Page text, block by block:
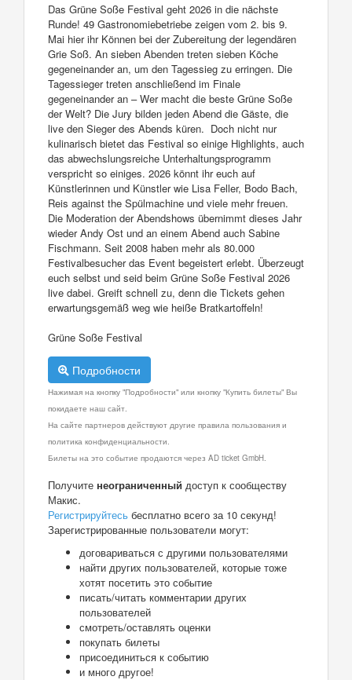
Das Grüne Soße Festival geht 2026 in die nächste
Runde! 49 Gastronomiebetriebe zeigen vom 2. bis 9.
Mai hier ihr Können bei der Zubereitung der legendären
Grie Soß. An sieben Abenden treten sieben Köche
gegeneinander an, um den Tagessieg zu erringen. Die
Tagessieger treten anschließend im Finale
gegeneinander an – Wer macht die beste Grüne Soße
der Welt? Die Jury bilden jeden Abend die Gäste, die
live den Sieger des Abends küren. Doch nicht nur
kulinarisch bietet das Festival so einige Highlights, auch
das abwechslungsreiche Unterhaltungsprogramm
verspricht so einiges. 2026 könnt ihr euch auf
Künstlerinnen und Künstler wie Lisa Feller, Bodo Bach,
Reis against the Spülmachine und viele mehr freuen.
Die Moderation der Abendshows übernimmt dieses Jahr
wieder Andy Ost und an einem Abend auch Sabine
Fischmann. Seit 2008 haben mehr als 80.000
Festivalbesucher das Event begeistert erlebt. Überzeugt
euch selbst und seid beim Grüne Soße Festival 2026
live dabei. Greift schnell zu, denn die Tickets gehen
erwartungsgemäß weg wie heiße Bratkartoffeln!
Grüne Soße Festival
Подробности
Нажимая на кнопку "Подробности" или кнопку "Купить билеты" Вы
покидаете наш сайт.
На сайте партнеров действуют другие правила пользования и
политика конфиденциальности.
Билеты на это событие продаются через AD ticket GmbH.
Получите неограниченный доступ к сообществу
Макис.
Регистрируйтесь бесплатно всего за 10 секунд!
Зарегистрированные пользователи могут:
договариваться с другими пользователями
найти других пользователей, которые тоже
хотят посетить это событие
писать/читать комментарии других
пользователей
смотреть/оставлять оценки
покупать билеты
присоединиться к событию
и много другое!